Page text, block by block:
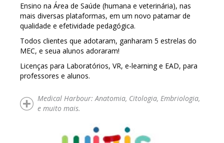
Ensino na Área de Saúde (humana e veterinária), nas
mais diversas plataformas, em um novo patamar de
qualidade e efetividade pedagógica.
Todos clientes que adotaram, ganharam 5 estrelas do
MEC, e seua alunos adoraram!
Licenças para Laboratórios, VR, e-learning e EAD, para
professores e alunos.
Medical Harbour: Anatomia, Citologia, Embriologia,
e muito mais.